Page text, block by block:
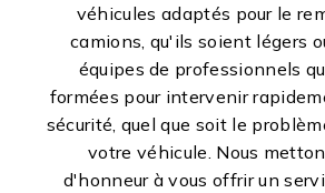
véhicules adaptés pour le
camions, qu'ils soient légers
équipes de professionnels
formées pour intervenir
sécurité, quel que soit le
votre véhicule. Nous
d'honneur à vous offrir un